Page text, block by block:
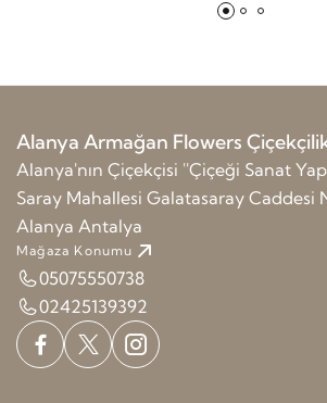
Alanya Armağan Flowers
Alanya'nın Çiçekçisi ''Çiçeği Sanat
Saray Mahallesi Galatasaray Caddesi
Alanya Antalya
Mağaza Konumu
05075550738
02425139392